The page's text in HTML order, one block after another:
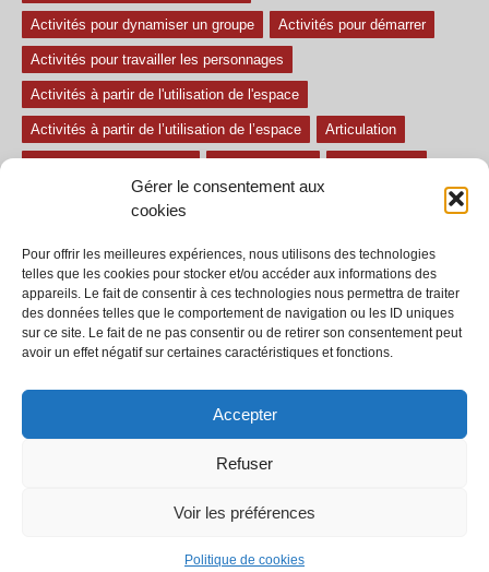
Gérer le consentement aux
cookies
Pour offrir les meilleures expériences, nous utilisons des technologies
telles que les cookies pour stocker et/ou accéder aux informations des
appareils. Le fait de consentir à ces technologies nous permettra de traiter
des données telles que le comportement de navigation ou les ID uniques
sur ce site. Le fait de ne pas consentir ou de retirer son consentement peut
avoir un effet négatif sur certaines caractéristiques et fonctions.
Accepter
Refuser
Voir les préférences
Politique de cookies
Activités pour dynamiser un groupe Activités pour démarrer
Activités pour travailler les personnages
Activités à partir de l'utilisation de l'espace
Activités à partir de l’utilisation de l’espace Articulation
Exercices difficiles
Le regard et la voix Pièce pour enfant Sans paroles
Secondaire séances tous les exercices
Tous les exercices de théâtre
inc.
À propos Termes et conditions